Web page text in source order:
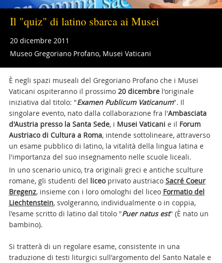
Il "quiz" di latino sbarca ai Musei
20 dicembre 2011
Museo Gregoriano Profano, Musei Vaticani
È negli spazi museali del Gregoriano Profano che i Musei
Vaticani ospiteranno il prossimo 20 dicembrel'originale
iniziativa dal titolo: "Examen Publicum Vaticanum". Il
singolare evento, nato dalla collaborazione fra l'Ambasciata
d'Austria presso la Santa Sede, i Musei Vaticani e il Forum
Austriaco di Cultura a Roma, intende sottolineare, attraverso
un esame pubblico di latino, la vitalità della lingua latina e
l'importanza del suo insegnamento nelle scuole liceali.
In uno scenario unico, tra originali greci e antiche sculture
romane, gli studenti del liceoprivato austriaco Sacré Coeur
Bregenz, insieme con i loro omologhi del liceo Formatio del
Liechtenstein, svolgeranno, individualmente o in coppia,
l'esame scritto di latino dal titolo "Puer natus est" (È nato un
bambino).
Si tratterà di un regolare esame, consistente in una
traduzione di testi liturgici sull'argomento del Santo Natale e